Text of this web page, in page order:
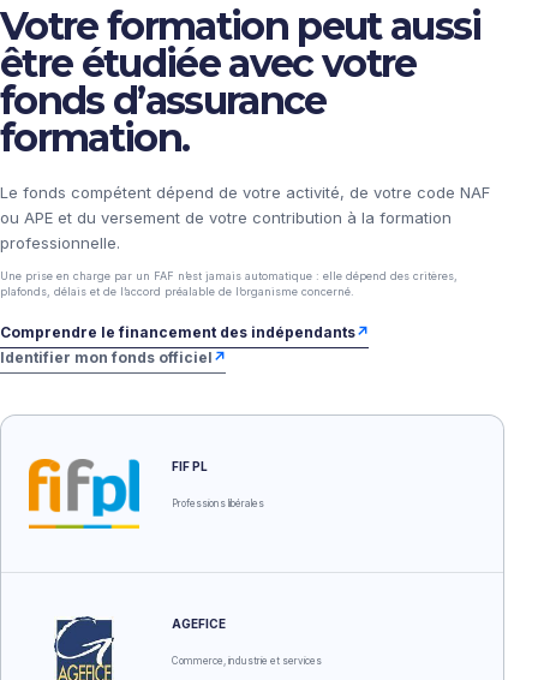
Votre formation peut aussi
être étudiée avec votre
fonds d’assurance
formation.
Le fonds compétent dépend de votre activité, de votre code NAF
ou APE et du versement de votre contribution à la formation
professionnelle.
Une prise en charge par un FAF n’est jamais automatique : elle dépend des critères,
plafonds, délais et de l’accord préalable de l’organisme concerné.
Comprendre le financement des indépendants↗
Identifier mon fonds officiel ↗
FIF PL
Professions libérales
AGEFICE
Commerce, industrie et services